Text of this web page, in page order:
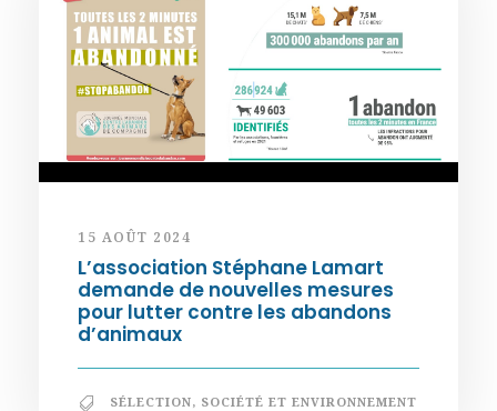
15 AOÛT 2024
L’association Stéphane Lamart
demande de nouvelles mesures
pour lutter contre les abandons
d’animaux
SÉLECTION, SOCIÉTÉ ET ENVIRONNEMENT